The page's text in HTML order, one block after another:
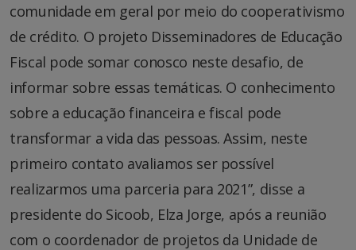
comunidade em geral por meio do cooperativismo
de crédito. O projeto Disseminadores de Educação
Fiscal pode somar conosco neste desafio, de
informar sobre essas temáticas. O conhecimento
sobre a educação financeira e fiscal pode
transformar a vida das pessoas. Assim, neste
primeiro contato avaliamos ser possível
realizarmos uma parceria para 2021”, disse a
presidente do Sicoob, Elza Jorge, após a reunião
com o coordenador de projetos da Unidade de